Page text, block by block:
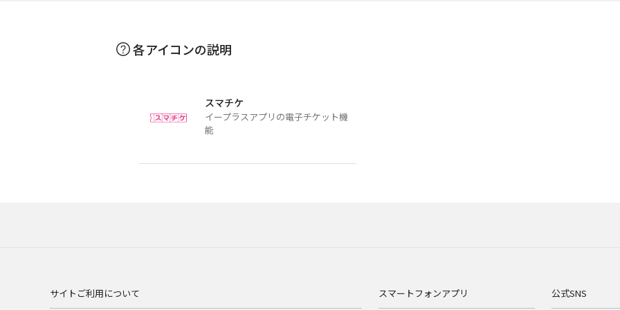
各アイコンの説明
スマチケ
イープラスアプリの電子チケット機
能
サイトご利用について スマートフォンアプリ 公式SNS